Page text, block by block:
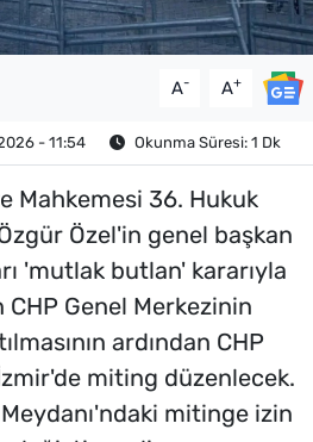
A- A+
- 11:54 Okunma Süresi: 1 Dk
Mahkemesi 36. Hukuk
Özel'in genel başkan
'mutlak butlan' kararıyla
Genel Merkezinin
ardından CHP
miting düzenlecek.
mitinge izin